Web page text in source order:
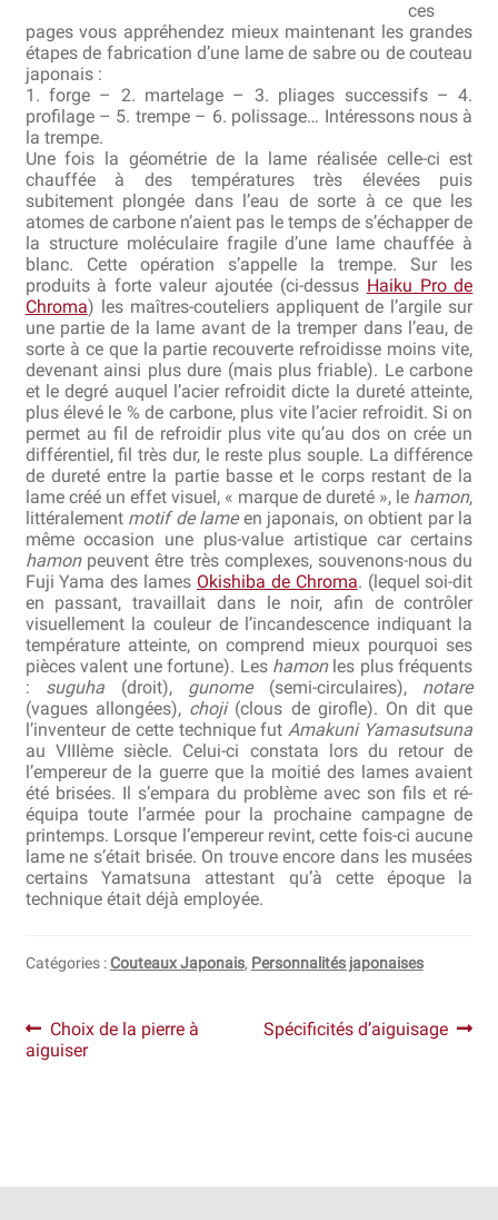
Bocuse d’Or
Ma sélection
Mentions légales
Mon Compte
Partenaires
Plan du site
Politique de confidentialité
Politique en matière de remboursements et de retours
Questions / Réponses
Questions-Réponses?
Revendeurs
Revue de presse
Téléchargements
Thank you for booking
Tous les articles
Trouver mon couteau
Trouver mon magasin
ces
pages vous appréhendez mieux maintenant les grandes
étapes de fabrication d’une lame de sabre ou de couteau
japonais :
1. forge – 2. martelage – 3. pliages successifs – 4.
profilage – 5. trempe – 6. polissage… Intéressons nous à
la trempe.
Une fois la géométrie de la lame réalisée celle-ci est
chauffée à des températures très élevées puis
subitement plongée dans l’eau de sorte à ce que les
atomes de carbone n’aient pas le temps de s’échapper de
la structure moléculaire fragile d’une lame chauffée à
blanc. Cette opération s’appelle la trempe. Sur les
produits à forte valeur ajoutée (ci-dessus Haiku Pro de
Chroma) les maîtres-couteliers appliquent de l’argile sur
une partie de la lame avant de la tremper dans l’eau, de
sorte à ce que la partie recouverte refroidisse moins vite,
devenant ainsi plus dure (mais plus friable). Le carbone
et le degré auquel l’acier refroidit dicte la dureté atteinte,
plus élevé le % de carbone, plus vite l’acier refroidit. Si on
permet au fil de refroidir plus vite qu’au dos on crée un
différentiel, fil très dur, le reste plus souple. La différence
de dureté entre la partie basse et le corps restant de la
lame créé un effet visuel, « marque de dureté », le hamon,
littéralement motif de lameen japonais, on obtient par la
même occasion une plus-value artistique car certains
hamonpeuvent être très complexes, souvenons-nous du
Fuji Yama des lames Okishiba de Chroma. (lequel soi-dit
en passant, travaillait dans le noir, afin de contrôler
visuellement la couleur de l’incandescence indiquant la
température atteinte, on comprend mieux pourquoi ses
pièces valent une fortune). Les hamon les plus fréquents
: suguha (droit), gunome(semi-circulaires), notare
(vagues allongées), choji (clous de girofle). On dit que
l’inventeur de cette technique futAmakuni Yamasutsuna
au VIIIème siècle. Celui-ci constata lors du retour de
l’empereur de la guerre que la moitié des lames avaient
été brisées. Il s’empara du problème avec son fils et ré-
équipa toute l’armée pour la prochaine campagne de
printemps. Lorsque l’empereur revint, cette fois-ci aucune
lame ne s’était brisée. On trouve encore dans les musées
certains Yamatsuna attestant qu’à cette époque la
technique était déjà employée.
Catégories :Couteaux Japonais, Personnalités japonaises
Navigation
de
Article
précédent :
Choix de la pierre à
aiguiser
Article
Spécificités d’aiguisage